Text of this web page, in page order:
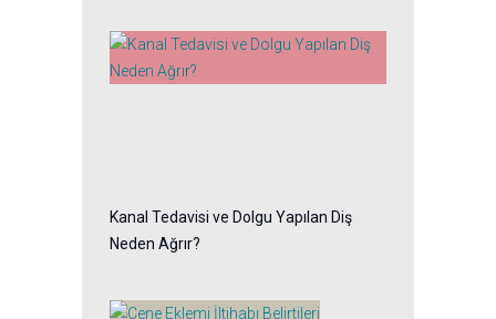
Kanal Tedavisi ve Dolgu Yapılan Diş
Neden Ağrır?